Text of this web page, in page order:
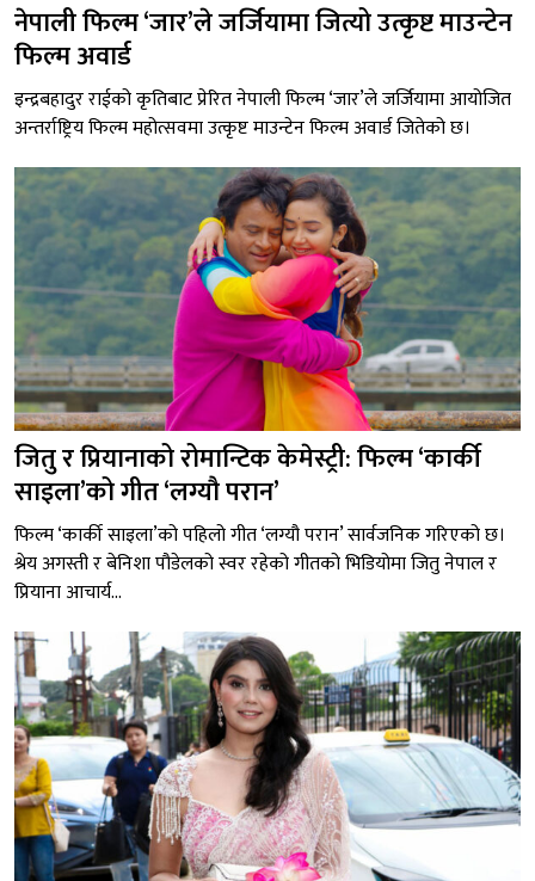
नेपाली फिल्म ‘जार’ले जर्जियामा जित्यो उत्कृष्ट माउन्टेन
फिल्म अवार्ड
इन्द्रबहादुर राईको कृतिबाट प्रेरित नेपाली फिल्म ‘जार’ले जर्जियामा आयोजित
अन्तर्राष्ट्रिय फिल्म महोत्सवमा उत्कृष्ट माउन्टेन फिल्म अवार्ड जितेको छ।
जितु र प्रियानाको रोमान्टिक केमेस्ट्री: फिल्म ‘कार्की
साइला’को गीत ‘लग्यौ परान’
फिल्म ‘कार्की साइला’को पहिलो गीत ‘लग्यौ परान’ सार्वजनिक गरिएको छ।
श्रेय अगस्ती र बेनिशा पौडेलको स्वर रहेको गीतको भिडियोमा जितु नेपाल र
प्रियाना आचार्य...